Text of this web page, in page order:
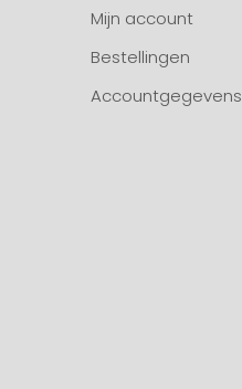
Mijn account
Bestellingen
Accountgegevens